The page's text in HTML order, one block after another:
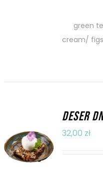
green
cream/
KOSZYKA
/
DESER
32,00 zł